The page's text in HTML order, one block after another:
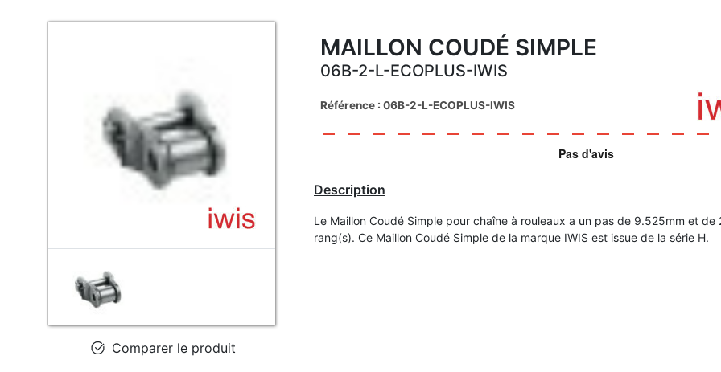
Comparer le produit
MAILLON COUDÉ SIMPLE
06B-2-L-ECOPLUS-IWIS
Référence : 06B-2-L-ECOPLUS-IWIS
Description
Le Maillon Coudé Simple pour chaîne à rouleaux a un pas de 9.525mm et de
rang(s). Ce Maillon Coudé Simple de la marque IWIS est issue de la série H.